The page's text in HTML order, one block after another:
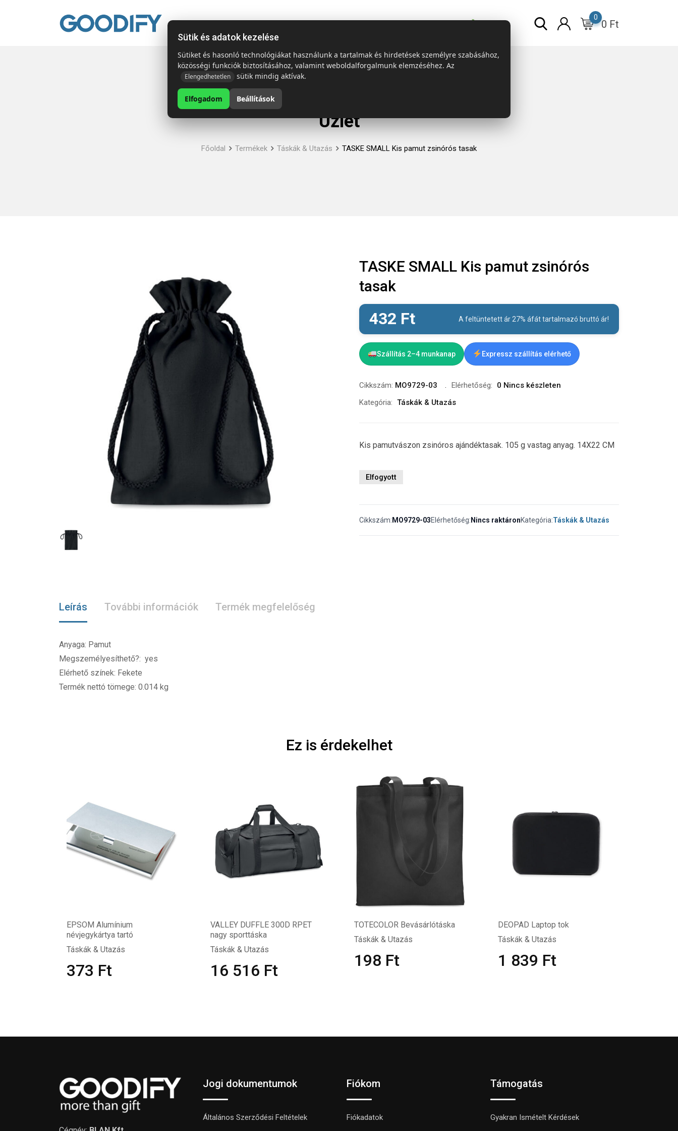
Kezdőlap Termékek Emblémázás és szállítás Tech = Kedvező ár ESG 0 Ft
0
Üzlet
Főoldal Termékek Táskák & Utazás TASKE SMALL Kis pamut zsinórós tasak
TASKE SMALL Kis pamut zsinórós
tasak
432 Ft A feltüntetett ár 27% áfát tartalmazó bruttó ár!
Szállítás 2–4 munkanap Expressz szállítás elérhető
Cikkszám: MO9729-03 Elérhetőség:
0 Nincs készleten
Kategória: Táskák & Utazás
Kis pamutvászon zsinóros ajándéktasak. 105 g vastag anyag. 14X22 CM
Elfogyott
Cikkszám: MO9729-03Elérhetőség: Nincs raktáronKategória:Táskák & Utazás
Leírás További információk Termék megfelelőség
Anyaga: Pamut
Megszemélyesíthető?: yes
Elérhető színek: Fekete
Termék nettó tömege: 0.014 kg
Ez is érdekelhet
EPSOM Alumínium
névjegykártya tartó
Táskák & Utazás
373 Ft
VALLEY DUFFLE 300D RPET
nagy sporttáska
Táskák & Utazás
16 516 Ft
TOTECOLOR Bevásárlótáska
Táskák & Utazás
198 Ft
DEOPAD Laptop tok
Táskák & Utazás
1 839 Ft
Jogi dokumentumok
Általános Szerződési Feltételek
Fiókom
Fiókadatok
Támogatás
Gyakran Ismételt Kérdések
Sütik és adatok kezelése
Sütiket és hasonló technológiákat használunk a tartalmak és hirdetések személyre szabásához,
közösségi funkciók biztosításához, valamint weboldalforgalmunk elemzéséhez. Az
Elengedhetetlen sütik mindig aktívak.
Elfogadom Beállítások